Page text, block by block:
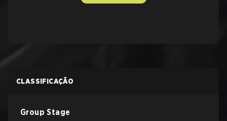
CLASSIFICAÇÃO
Group Stage